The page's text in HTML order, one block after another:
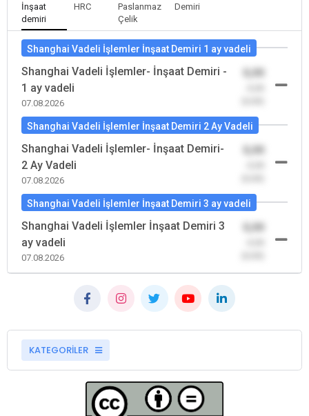
İnşaat
demiri
HRC
Paslanmaz
Çelik
Demiri
Shanghai Vadeli İşlemler İnşaat Demiri 1 ay vadeli
Shanghai Vadeli İşlemler- İnşaat Demiri -
1 ay vadeli
07.08.2026
Shanghai Vadeli İşlemler İnşaat Demiri 2 Ay Vadeli
Shanghai Vadeli İşlemler- İnşaat Demiri-
2 Ay Vadeli
07.08.2026
Shanghai Vadeli İşlemler İnşaat Demiri 3 ay vadeli
Shanghai Vadeli İşlemler İnşaat Demiri 3
ay vadeli
07.08.2026
KATEGORİLER